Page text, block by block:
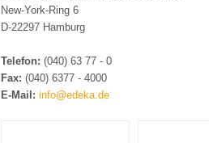
New-York-Ring 6
D-22297 Hamburg
Telefon: (040) 63 77 - 0
Fax: (040) 6377 - 4000
E-Mail: info@edeka.de